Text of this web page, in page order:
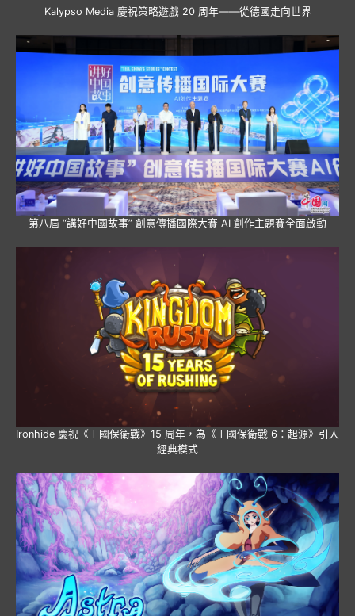
Kalypso Media 慶祝策略遊戲 20 周年——從德國走向世界
第八屆 “講好中國故事” 創意傳播國際大賽 AI 創作主題賽全面啟動
Ironhide 慶祝《王國保衛戰》15 周年，為《王國保衛戰 6：起源》引入
經典模式